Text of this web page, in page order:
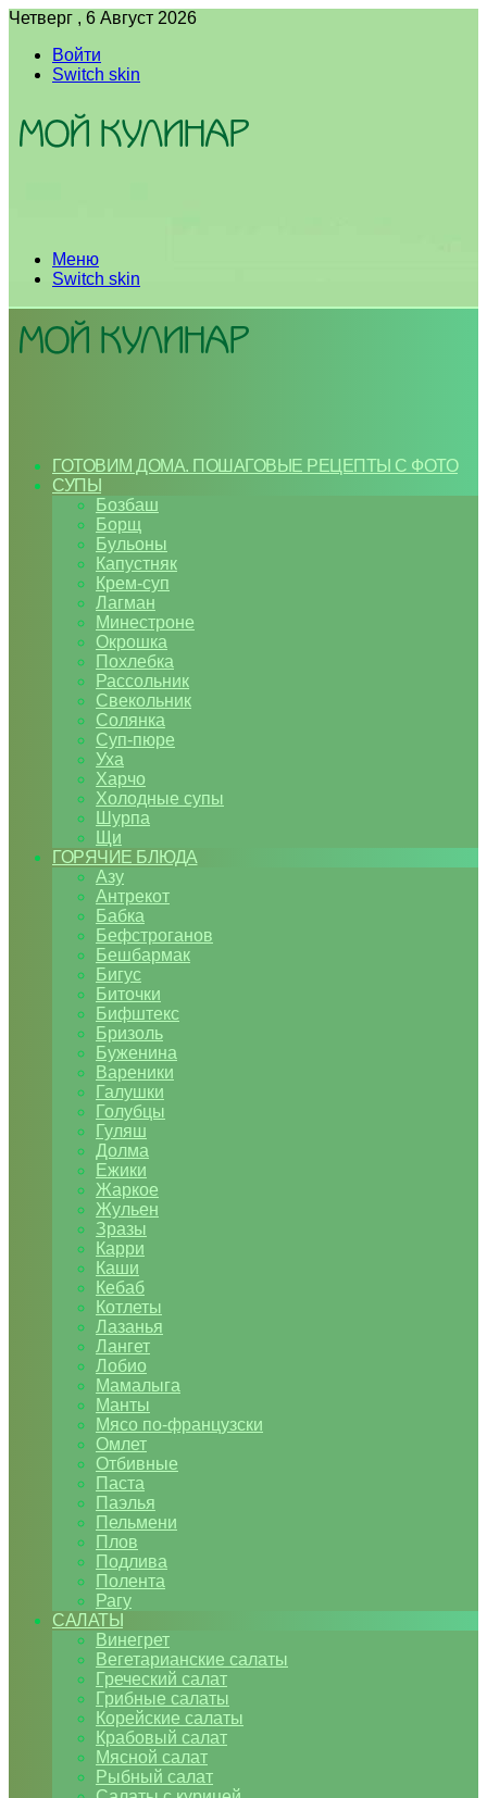
Четверг , 6 Август 2026
Войти
Switch skin
Меню
Switch skin
ГОТОВИМ ДОМА. ПОШАГОВЫЕ РЕЦЕПТЫ С ФОТО
СУПЫ
Бозбаш
Борщ
Бульоны
Капустняк
Крем-суп
Лагман
Минестроне
Окрошка
Похлебка
Рассольник
Свекольник
Солянка
Суп-пюре
Уха
Харчо
Холодные супы
Шурпа
Щи
ГОРЯЧИЕ БЛЮДА
Азу
Антрекот
Бабка
Бефстроганов
Бешбармак
Бигус
Биточки
Бифштекс
Бризоль
Буженина
Вареники
Галушки
Голубцы
Гуляш
Долма
Ежики
Жаркое
Жульен
Зразы
Карри
Каши
Кебаб
Котлеты
Лазанья
Лангет
Лобио
Мамалыга
Манты
Мясо по-французски
Омлет
Отбивные
Паста
Паэлья
Пельмени
Плов
Подлива
Полента
Рагу
САЛАТЫ
Винегрет
Вегетарианские салаты
Греческий салат
Грибные салаты
Корейские салаты
Крабовый салат
Мясной салат
Рыбный салат